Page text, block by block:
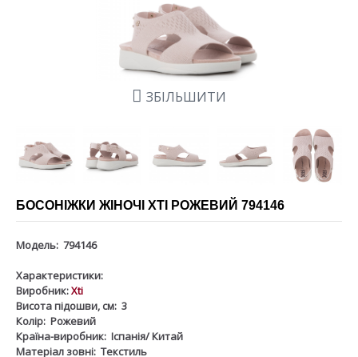
ЗБІЛЬШИТИ
БОСОНІЖКИ ЖІНОЧІ XTI РОЖЕВИЙ 794146
Модель: 794146
Характеристики:
Виробник:Xti
Висота підошви, см: 3
Колір: Рожевий
Країна-виробник: Іспанія/ Китай
Матеріал зовні: Текстиль